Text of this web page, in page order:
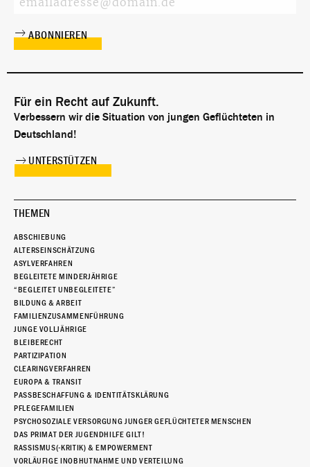
Für ein Recht auf Zukunft.
Verbessern wir die Situation von jungen Geflüchteten in
Deutschland!
UNTERSTÜTZEN
THEMEN
ABSCHIEBUNG
ALTERSEINSCHÄTZUNG
ASYLVERFAHREN
BEGLEITETE MINDERJÄHRIGE
“BEGLEITET UNBEGLEITETE”
BILDUNG & ARBEIT
FAMILIENZUSAMMENFÜHRUNG
JUNGE VOLLJÄHRIGE
BLEIBERECHT
PARTIZIPATION
CLEARINGVERFAHREN
EUROPA & TRANSIT
PASSBESCHAFFUNG & IDENTITÄTSKLÄRUNG
PFLEGEFAMILIEN
PSYCHOSOZIALE VERSORGUNG JUNGER GEFLÜCHTETER MENSCHEN
DAS PRIMAT DER JUGENDHILFE GILT!
RASSISMUS(-KRITIK) & EMPOWERMENT
VORLÄUFIGE INOBHUTNAHME UND VERTEILUNG